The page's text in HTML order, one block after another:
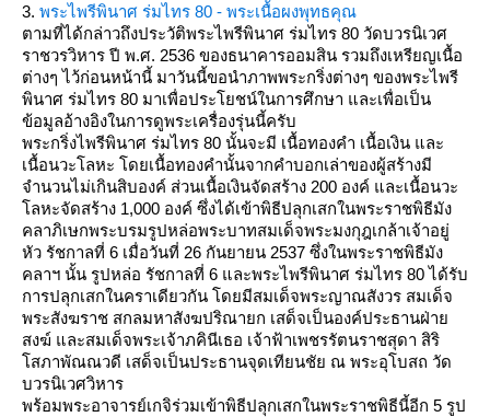
3. พระไพรีพินาศ ร่มไทร 80 - พระเนื้อผงพุทธคุณ
ตามที่ได้กล่าวถึงประวัติพระไพรีพินาศ ร่มไทร 80 วัดบวรนิเวศ
ราชวรวิหาร ปี พ.ศ. 2536 ของธนาคารออมสิน รวมถึงเหรียญเนื้อ
ต่างๆ ไว้ก่อนหน้านี้ มาวันนี้ขอนำภาพพระกริ่งต่างๆ ของพระไพรี
พินาศ ร่มไทร 80 มาเพื่อประโยชน์ในการศึกษา และเพื่อเป็น
ข้อมูลอ้างอิงในการดูพระเครื่องรุ่นนี้ครับ
พระกริ่งไพรีพินาศ ร่มไทร 80 นั้นจะมี เนื้อทองคำ เนื้อเงิน และ
เนื้อนวะโลหะ โดยเนื้อทองคำนั้นจากคำบอกเล่าของผู้สร้างมี
จำนวนไม่เกินสิบองค์ ส่วนเนื้อเงินจัดสร้าง 200 องค์ และเนื้อนวะ
ลหะจัดสร้าง 1,000 องค์ ซึ่งได้เข้าพิธีปลุกเสกในพระราชพิธีมัง
คลาภิเษกพระบรมรูปหล่อพระบาทสมเด็จพระมงกุฎเกล้าเจ้าอยู่
หัว รัชกาลที่ 6 เมื่อวันที่ 26 กันยายน 2537 ซึ่งในพระราชพิธีมัง
คลาฯ นั้น รูปหล่อ รัชกาลที่ 6 และพระไพรีพินาศ ร่มไทร 80 ได้รับ
การปลุกเสกในคราเดียวกัน โดยมีสมเด็จพระญาณสังวร สมเด็จ
พระสังฆราช สกลมหาสังฆปริณายก เสด็จเป็นองค์ประธานฝ่า
สงฆ์ และสมเด็จพระเจ้าภคินีเธอ เจ้าฟ้าเพชรรัตนราชสุดา สิริ
สภาพัณณวดี เสด็จเป็นประธานจุดเทียนชัย ณ พระอุโบสถ วัด
บวรนิเวศวิหาร
พร้อมพระอาจารย์เกจิร่วมเข้าพิธีปลุกเสกในพระราชพิธีนี้อีก 5 รูป